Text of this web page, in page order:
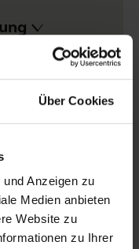
Über Cookies
Anzeigen zu
Medien anbieten
Website zu
zu Ihrer